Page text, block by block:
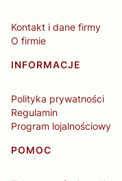
Kontakt i dane firmy
O firmie
INFORMACJE
Polityka prywatności
Regulamin
Program lojalnościowy
POMOC